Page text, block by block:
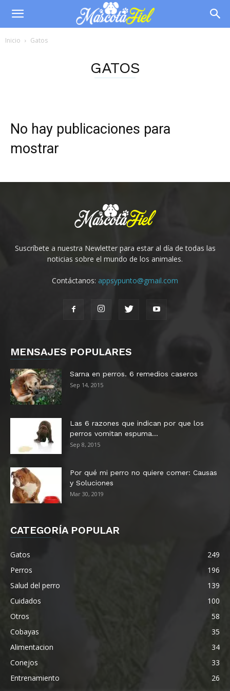
Inicio Gatos
GATOS
No hay publicaciones para
mostrar
Suscríbete a nuestra Newletter para estar al día de todas las
noticias sobre el mundo de los animales.
Contáctanos: appsypunto@gmail.com
MENSAJES POPULARES
Sarna en perros. 6 remedios caseros
Sep 14, 2015
Las 6 razones que indican por que los
perros vomitan espuma...
Sep 8, 2015
Por qué mi perro no quiere comer: Causas
y Soluciones
Mar 30, 2019
CATEGORÍA POPULAR
Gatos
249
Perros
196
Salud del perro
139
Cuidados
100
Otros
58
Cobayas
35
Alimentacion
34
Conejos
33
Entrenamiento
26